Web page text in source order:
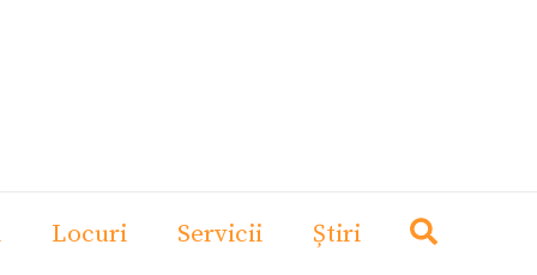
Locuri Servicii Știri